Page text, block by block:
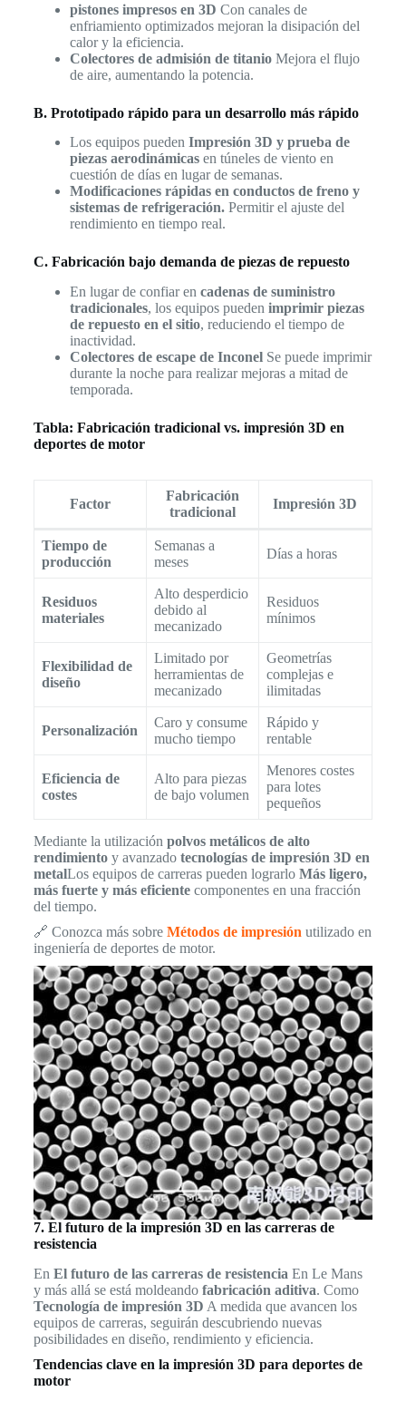
pistones impresos en 3D Con canales de
enfriamiento optimizados mejoran la disipación del
calor y la eficiencia.
Colectores de admisión de titanioMejora el flujo
de aire, aumentando la potencia.
B. Prototipado rápido para un desarrollo más rápido
Los equipos pueden Impresión 3D y prueba de
piezas aerodinámicasen túneles de viento en
cuestión de días en lugar de semanas.
Modificaciones rápidas en conductos de freno y
sistemas de refrigeración.Permitir el ajuste del
rendimiento en tiempo real.
C. Fabricación bajo demanda de piezas de repuesto
En lugar de confiar en cadenas de suministro
tradicionales, los equipos pueden imprimir piezas
de repuesto en el sitio, reduciendo el tiempo de
inactividad.
Colectores de escape de InconelSe puede imprimir
durante la noche para realizar mejoras a mitad de
temporada.
Tabla: Fabricación tradicional vs. impresión 3D en
deportes de motor
Factor
Fabricación
tradicional
Impresión 3D
Tiempo de
producción
Semanas a
meses
Días a horas
Residuos
materiales
Alto desperdicio
debido al
mecanizado
Residuos
mínimos
Flexibilidad de
diseño
Limitado por
herramientas de
mecanizado
Geometrías
complejas e
ilimitadas
Personalización
Caro y consume
mucho tiempo
Rápido y
rentable
Eficiencia de
costes
Alto para piezas
de bajo volumen
Menores costes
para lotes
pequeños
Mediante la utilización polvos metálicos de alto
rendimientoy avanzado tecnologías de impresión 3D en
metalLos equipos de carreras pueden lograrlo Más ligero,
más fuerte y más eficientecomponentes en una fracción
del tiempo.
🔗 Conozca más sobre Métodos de impresión utilizado en
ingeniería de deportes de motor.
7. El futuro de la impresión 3D en las carreras de
resistencia
En El futuro de las carreras de resistencia En Le Mans
y más allá se está moldeando fabricación aditiva. Como
Tecnología de impresión 3D A medida que avancen los
equipos de carreras, seguirán descubriendo nuevas
posibilidades en diseño, rendimiento y eficiencia.
Tendencias clave en la impresión 3D para deportes de
motor